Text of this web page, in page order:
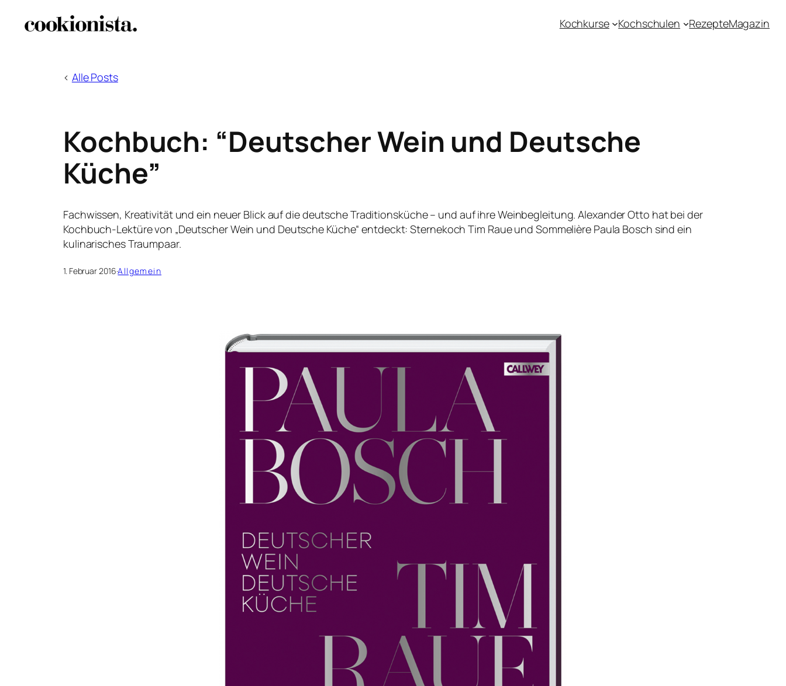
Inhalt
Kochkurse Kochschulen RezepteMagazin
< Alle Posts
Kochbuch: “Deutscher Wein und Deutsche
Küche”
Fachwissen, Kreativität und ein neuer Blick auf die deutsche Traditionsküche – und auf ihre Weinbegleitung. Alexander Otto hat bei der
Kochbuch-Lektüre von „Deutscher Wein und Deutsche Küche“ entdeckt: Sternekoch Tim Raue und Sommelière Paula Bosch sind ein
kulinarisches Traumpaar.
1. Februar 2016·Allgemein